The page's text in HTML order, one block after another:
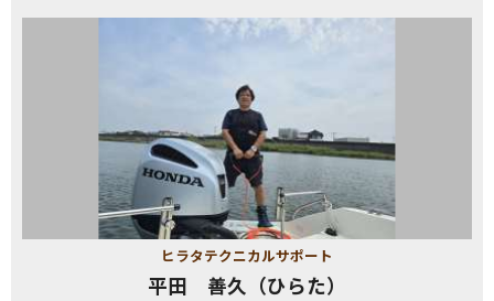
ヒラタテクニカルサポート
平田 善久（ひらた）